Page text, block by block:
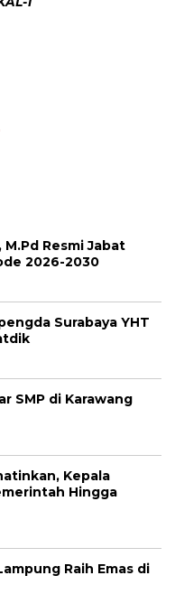
Resmi Jabat
2026-2030
Surabaya YHT
SMP di Karawang
Kepala
Hingga
Raih Emas di